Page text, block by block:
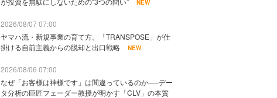
NEW
2026/08/07 07:00
ヤマハ流・新規事業の育て方。「TRANSPOSE」が仕
掛ける自前主義からの脱却と出口戦略
NEW
2026/08/06 07:00
なぜ「お客様は神様です」は間違っているのか──デー
タ分析の巨匠フェーダー教授が明かす「CLV」の本質